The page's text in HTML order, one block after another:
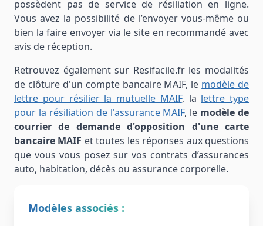
possèdent pas de service de résiliation en ligne.
Vous avez la possibilité de l’envoyer vous-même ou
bien la faire envoyer via le site en recommandé avec
avis de réception.
Retrouvez également sur Resifacile.fr les modalités
de clôture d'un compte bancaire MAIF, le modèle de
lettre pour résilier la mutuelle MAIF, la lettre type
pour la résiliation de l'assurance MAIF, le modèle de
courrier de demande d'opposition d'une carte
bancaire MAIF et toutes les réponses aux questions
que vous vous posez sur vos contrats d’assurances
auto, habitation, décès ou assurance corporelle.
Modèles associés :